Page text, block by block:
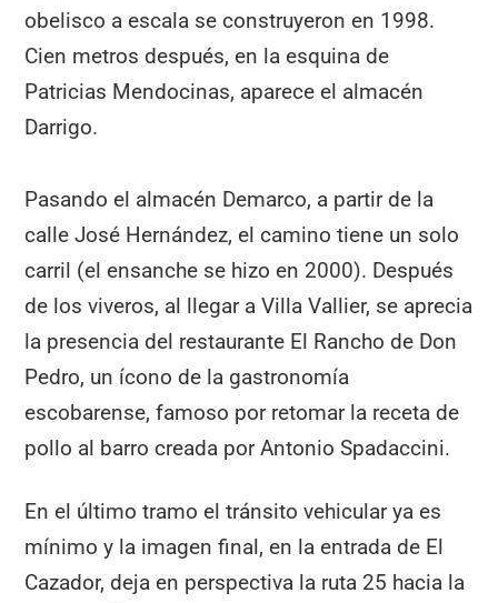
obelisco a escala se construyeron en 1998.
Cien metros después, en la esquina de
Patricias Mendocinas, aparece el almacén
Darrigo.
Pasando el almacén Demarco, a partir de la
calle José Hernández, el camino tiene un solo
carril (el ensanche se hizo en 2000). Después
de los viveros, al llegar a Villa Vallier, se aprecia
la presencia del restaurante El Rancho de Don
Pedro, un ícono de la gastronomía
escobarense, famoso por retomar la receta de
pollo al barro creada por Antonio Spadaccini.
En el último tramo el tránsito vehicular ya es
mínimo y la imagen final, en la entrada de El
Cazador, deja en perspectiva la ruta 25 hacia la